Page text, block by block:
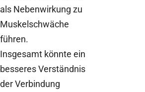
als Nebenwirkung zu
Muskelschwäche
führen.
Insgesamt könnte ein
besseres Verständnis
der Verbindung